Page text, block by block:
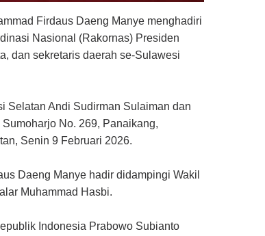
Firdaus Daeng Manye menghadiri
Nasional (Rakornas) Presiden
dan sekretaris daerah se-Sulawesi
Selatan Andi Sudirman Sulaiman dan
No. 269, Panaikang,
Senin 9 Februari 2026.
Daeng Manye hadir didampingi Wakil
Muhammad Hasbi.
Indonesia Prabowo Subianto